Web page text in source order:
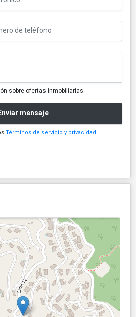
sobre ofertas inmobiliarias
mensaje
Términos de servicio y privacidad